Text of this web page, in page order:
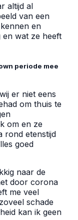
altijd al
van een
en
wat ze heeft
periode mee
er niet eens
om thuis te
om en ze
rond etenstijd
goed
naar de
door corona
me veel
schade
kan ik geen